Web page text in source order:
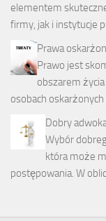
elementem
firmy, jak i instytucje
Prawa
Prawo jest
obszarem życia
osobach
Dobry
Wybór
która może
postępowania. W